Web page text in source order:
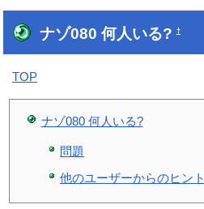
ナゾ080 何人いる?†
TOP
ナゾ080 何人いる?
問題
他のユーザーからのヒント